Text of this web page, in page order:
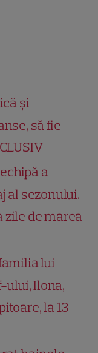
și
să fie
a
al sezonului.
zile de marea
lui
ului, Ilona,
la 13